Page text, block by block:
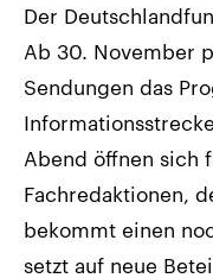
Der
Ab 30. November
Sendungen das
Abend öffnen sich
Fachredaktionen,
bekommt einen
setzt auf neue